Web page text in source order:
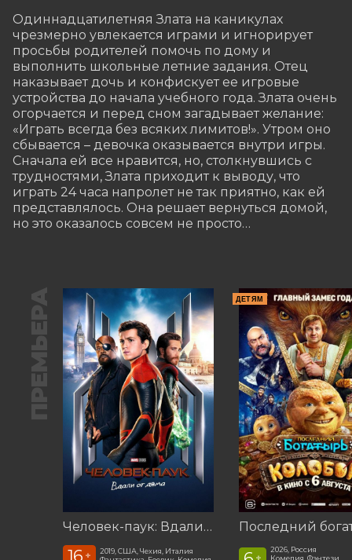
Одиннадцатилетняя Злата на каникулах
чрезмерно увлекается играми и игнорирует
просьбы родителей помочь по дому и
выполнить школьные летние задания. Отец
наказывает дочь и конфискует ее игровые
устройства до начала учебного года. Злата очень
огорчается и перед сном загадывает желание:
«Играть всегда без всяких лимитов!». Утром оно
сбывается – девочка оказывается внутри игры.
Сначала ей все нравится, но, столкнувшись с
трудностями, Злата приходит к выводу, что
играть 24 часа напролет не так приятно, как ей
представлялось. Она решает вернуться домой,
но это оказалось совсем не просто…
ПРЕМЬЕРА
Человек-паук: Вдали от дома (2019)
16 +
2019, США, Чехия, Италия
ДЕТЯМ
2026, Россия
Комедия, Фэнтези,